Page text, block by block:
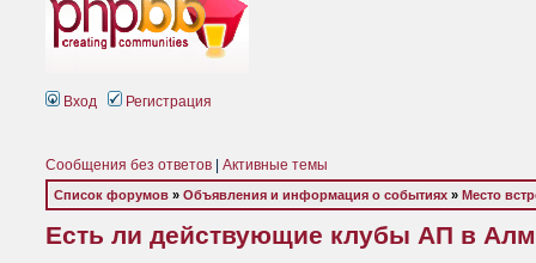
Вход Регистрация
Сообщения без ответов Активные темы
Список форумов » Объявления и информация о событиях » Место
Есть ли действующие клубы АП в